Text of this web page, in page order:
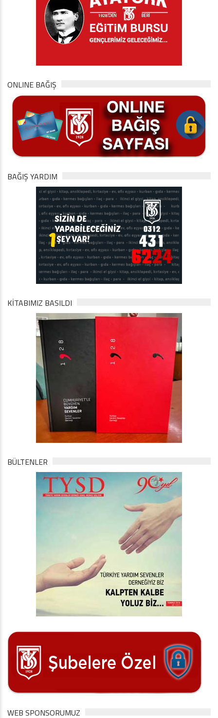
ONLINE BAĞIŞ
BAĞIŞ YARDIM
KİTABIMIZ BASILDI
BÜLTENLER
WEB SPONSORUMUZ